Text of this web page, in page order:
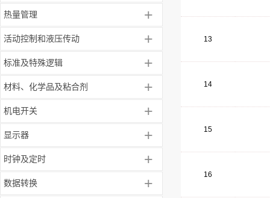
热量管理 +
活动控制和液压传动 +
标准及特殊逻辑 +
材料、化学品及粘合剂 +
机电开关 +
显示器 +
时钟及定时 +
数据转换 +
13
14
15
16